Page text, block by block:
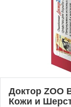
Доктор ZOO
Кожи и